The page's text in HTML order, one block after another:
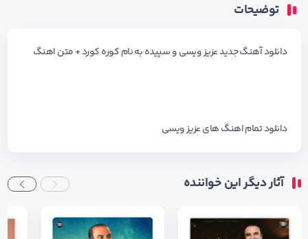
توضیحات
دانلود آهنگ جدید عزیز ویسی و سپیده به نام کوره کورد + متن اهنگ
دانلود تمام اهنگ هایعزیز ویسی
آثار دیگر این خواننده